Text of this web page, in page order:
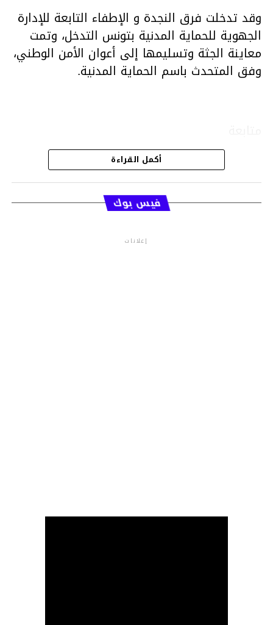
وقد تدخلت فرق النجدة و الإطفاء التابعة للإدارة
الجهوية للحماية المدنية بتونس التدخل، وتمت
معاينة الجثة وتسليمها إلى أعوان الأمن الوطني،
وفق المتحدث باسم الحماية المدنية.
قسم الاخبار
أكمل القراءة
فيس بوك
إعلانات